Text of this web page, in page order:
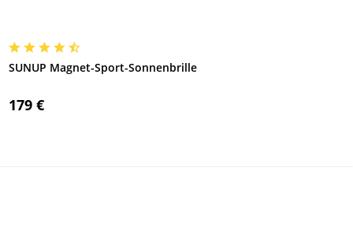
SUNUP Magnet-Sport-Sonnenbrille
179 €